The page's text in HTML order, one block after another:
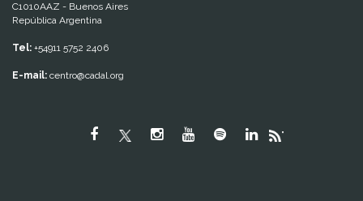
C1010AAZ - Buenos Aires
República Argentina
Tel: +54911 5752 2406
E-mail: centro@cadal.org
"